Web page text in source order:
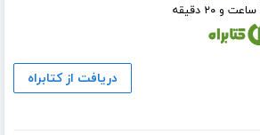
دریافت از کتابراه